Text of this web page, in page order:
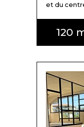
conseillers vous
Pour pouvoir
faut d'abord savoir
offre tertiaire
Gramont (où 13
2021-2023), et de
et du
120